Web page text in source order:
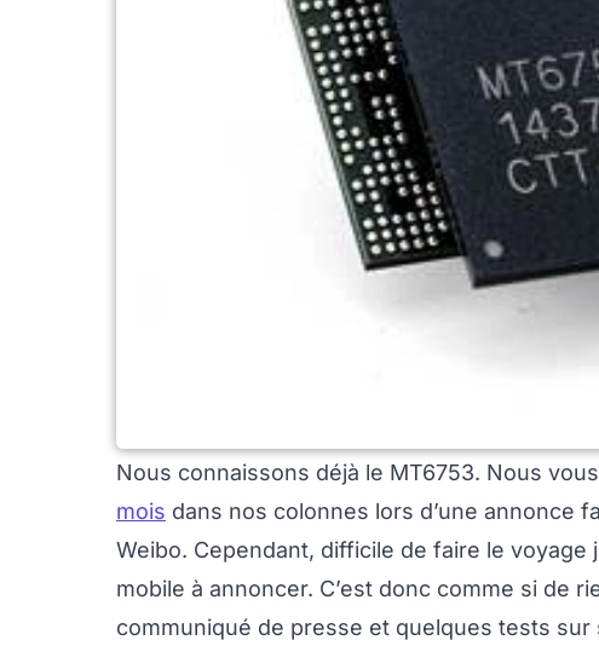
Nous connaissons déjà le MT6753. Nous
mois dans nos colonnes lors d’une annonce
Weibo. Cependant, difficile de faire le voyage
mobile à annoncer. C’est donc comme si de
communiqué de presse et quelques tests